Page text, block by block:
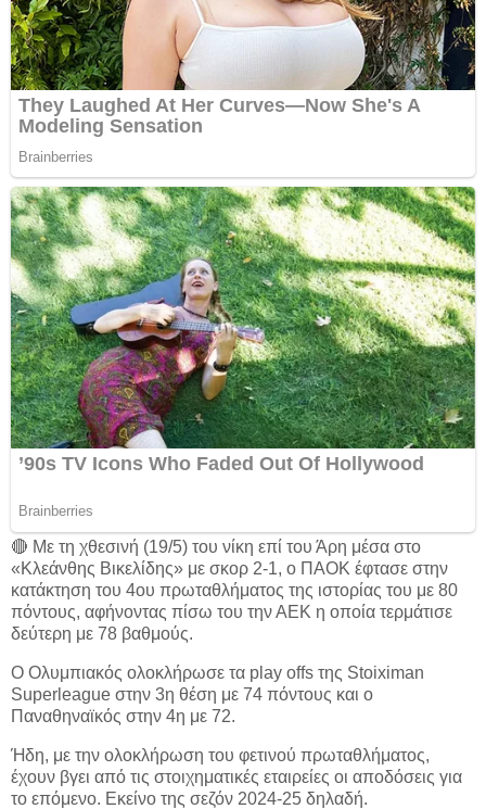
🔴 Με τη χθεσινή (19/5) του νίκη επί του Άρη μέσα στο
«Κλεάνθης Βικελίδης» με σκορ 2-1, ο ΠΑΟΚ έφτασε στην
κατάκτηση του 4ου πρωταθλήματος της ιστορίας του με 80
πόντους, αφήνοντας πίσω του την ΑΕΚ η οποία τερμάτισε
δεύτερη με 78 βαθμούς.
Ο Ολυμπιακός ολοκλήρωσε τα play offs της Stoiximan
Superleague στην 3η θέση με 74 πόντους και ο
Παναθηναϊκός στην 4η με 72.
Ήδη, με την ολοκλήρωση του φετινού πρωταθλήματος,
έχουν βγει από τις στοιχηματικές εταιρείες οι αποδόσεις για
το επόμενο. Εκείνο της σεζόν 2024-25 δηλαδή.